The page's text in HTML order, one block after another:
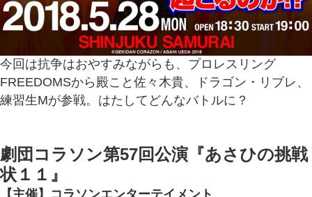
今回は抗争はおやすみながらも、プロレスリング
FREEDOMSから殿こと佐々木貴、ドラゴン・リブレ、
練習生Mが参戦。はたしてどんなバトルに？
劇団コラソン第57回公演『あさひの挑戦
状１１』
【主催】コラソンエンターテイメント